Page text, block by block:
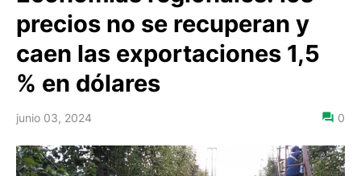
precios no se recuperan y
caen las exportaciones 1,5
% en dólares
junio 03, 2024 0